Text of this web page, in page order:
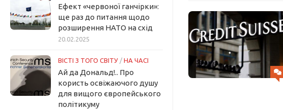
Ефект «червоної ганчірки»:
ще раз до питання щодо
розширення НАТО на схід
20.02.2025
ВІСТІ З ТОГО СВІТУ / НА ЧАСІ
Ай да Дональд!.. Про
користь освіжаючого душу
для вищого європейського
політикуму